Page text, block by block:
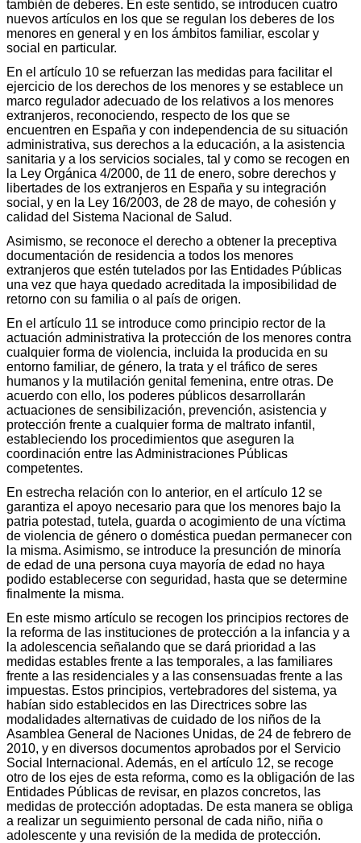
también de deberes. En este sentido, se introducen cuatro
nuevos artículos en los que se regulan los deberes de los
menores en general y en los ámbitos familiar, escolar y
social en particular.
En el artículo 10 se refuerzan las medidas para facilitar el
ejercicio de los derechos de los menores y se establece un
marco regulador adecuado de los relativos a los menores
extranjeros, reconociendo, respecto de los que se
encuentren en España y con independencia de su situación
administrativa, sus derechos a la educación, a la asistencia
sanitaria y a los servicios sociales, tal y como se recogen en
la Ley Orgánica 4/2000, de 11 de enero, sobre derechos y
libertades de los extranjeros en España y su integración
social, y en la Ley 16/2003, de 28 de mayo, de cohesión y
calidad del Sistema Nacional de Salud.
Asimismo, se reconoce el derecho a obtener la preceptiva
documentación de residencia a todos los menores
extranjeros que estén tutelados por las Entidades Públicas
una vez que haya quedado acreditada la imposibilidad de
retorno con su familia o al país de origen.
En el artículo 11 se introduce como principio rector de la
actuación administrativa la protección de los menores contra
cualquier forma de violencia, incluida la producida en su
entorno familiar, de género, la trata y el tráfico de seres
humanos y la mutilación genital femenina, entre otras. De
acuerdo con ello, los poderes públicos desarrollarán
actuaciones de sensibilización, prevención, asistencia y
protección frente a cualquier forma de maltrato infantil,
estableciendo los procedimientos que aseguren la
coordinación entre las Administraciones Públicas
competentes.
En estrecha relación con lo anterior, en el artículo 12 se
garantiza el apoyo necesario para que los menores bajo la
patria potestad, tutela, guarda o acogimiento de una víctima
de violencia de género o doméstica puedan permanecer con
la misma. Asimismo, se introduce la presunción de minoría
de edad de una persona cuya mayoría de edad no haya
podido establecerse con seguridad, hasta que se determine
finalmente la misma.
En este mismo artículo se recogen los principios rectores de
la reforma de las instituciones de protección a la infancia y a
la adolescencia señalando que se dará prioridad a las
medidas estables frente a las temporales, a las familiares
frente a las residenciales y a las consensuadas frente a las
impuestas. Estos principios, vertebradores del sistema, ya
habían sido establecidos en las Directrices sobre las
modalidades alternativas de cuidado de los niños de la
Asamblea General de Naciones Unidas, de 24 de febrero de
2010, y en diversos documentos aprobados por el Servicio
Social Internacional. Además, en el artículo 12, se recoge
otro de los ejes de esta reforma, como es la obligación de las
Entidades Públicas de revisar, en plazos concretos, las
medidas de protección adoptadas. De esta manera se obliga
a realizar un seguimiento personal de cada niño, niña o
adolescente y una revisión de la medida de protección.